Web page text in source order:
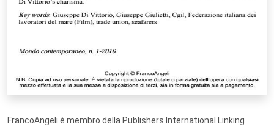
FrancoAngeli è membro della Publishers International Linking